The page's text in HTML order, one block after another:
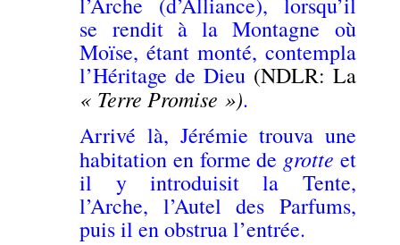
l’Arche (d’Alliance), lorsqu’il
se rendit à la Montagne où
Moïse, étant monté, contempla
l’Héritage de Dieu (NDLR: La
« Terre Promise »).
Arrivé là, Jérémie trouva une
habitation en forme de grotte et
il y introduisit la Tente,
l’Arche, l’Autel des Parfums,
puis il en obstrua l’entrée.